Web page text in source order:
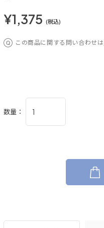
¥1,375 (税込)
この商品に関する問い合わせは
数量：